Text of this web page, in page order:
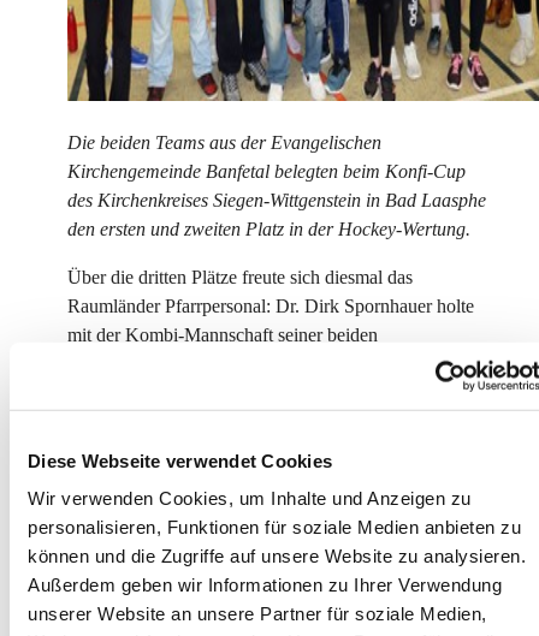
Diese Webseite verwendet Cookies
Wir verwenden Cookies, um Inhalte und Anzeigen zu
personalisieren, Funktionen für soziale Medien anbieten zu
können und die Zugriffe auf unsere Website zu analysieren.
Außerdem geben wir Informationen zu Ihrer Verwendung
unserer Website an unsere Partner für soziale Medien,
Die beiden Teams aus der Evangelischen
Kirchengemeinde Banfetal belegten beim Konfi-Cup
des Kirchenkreises Siegen-Wittgenstein in Bad Laasphe
den ersten und zweiten Platz in der Hockey-Wertung.
Über die dritten Plätze freute sich diesmal das
Raumländer Pfarrpersonal: Dr. Dirk Spornhauer holte
mit der Kombi-Mannschaft seiner beiden
Kirchengemeinden Arfeld und Raumland im Hockey
ihrem Berghäuser Bezirk Platz drei. Berleburger und
Evangelischen Kirche von Westfalen am Samstag, 5.
April, in Kamen den Kirchenkreis Siegen-
Wittgenstein. Den Siegern winkt die Teilnahme am
EKD-Konfi-Cup für ganz Deutschland Ende Mai in
Köln. Hier haben die Berleburger und Girkhäuser